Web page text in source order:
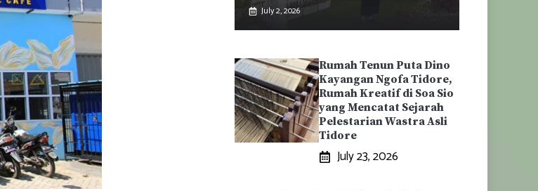
July 2, 2026
Rumah Tenun Puta Dino
Kayangan Ngofa Tidore,
Rumah Kreatif di Soa Sio
yang Mencatat Sejarah
Pelestarian Wastra Asli
Tidore
July 23, 2026